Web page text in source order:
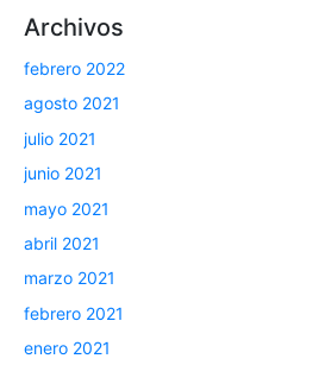
Archivos
febrero 2022
agosto 2021
julio 2021
junio 2021
mayo 2021
abril 2021
marzo 2021
febrero 2021
enero 2021